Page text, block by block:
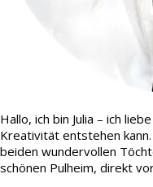
Hallo, ich bin Julia – ich
Kreativität entstehen
beiden wundervollen
schönen Pulheim, direkt